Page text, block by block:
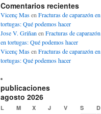
Comentarios recientes
Vicenç Masen Fracturas de caparazón en
tortugas: Qué podemos hacer
Jose V. Griñan en Fracturas de caparazón
en tortugas: Qué podemos hacer
Vicenç Masen Fracturas de caparazón en
tortugas: Qué podemos hacer
publicaciones
agosto 2026
L M X J V S D